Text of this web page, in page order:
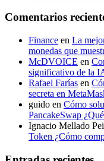
Comentarios
Finance en La
monedas que
McDVOICE en
significativo de la
Rafael Farías en
secreta en
guido en Cómo
PancakeSwap
Ignacio Mellado
Token ¿Cómo